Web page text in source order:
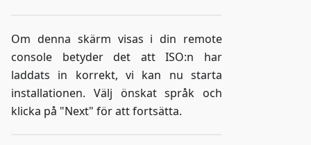
Om denna skärm visas i din remote
console betyder det att ISO:n har
laddats in korrekt, vi kan nu starta
installationen. Välj önskat språk och
klicka på "Next" för att fortsätta.